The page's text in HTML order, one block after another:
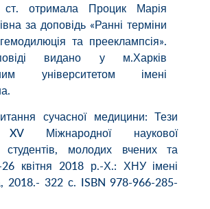
отримала Процик Марія
за доповідь «Ранні терміни
гемодилюція та прееклампсія».
видано у м.Харків
університетом імені
сучасної медицини: Тези
XV Міжнародної наукової
студентів, молодих вчених та
26 квітня 2018 р.-Х.: ХНУ імені
2018.- 322 с. ISBN 978-966-285-